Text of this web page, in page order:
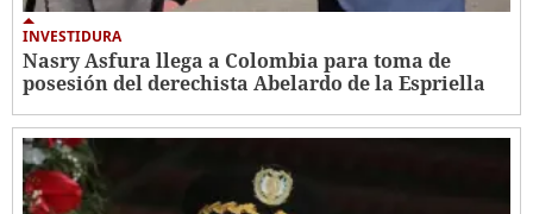
INVESTIDURA
Nasry Asfura llega a Colombia para toma de
posesión del derechista Abelardo de la Espriella